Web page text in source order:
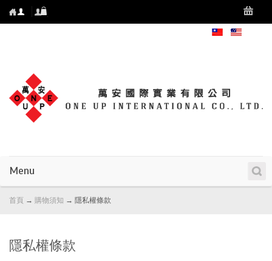
Menu
首頁 → 購物須知 → 隱私權條款
隱私權條款